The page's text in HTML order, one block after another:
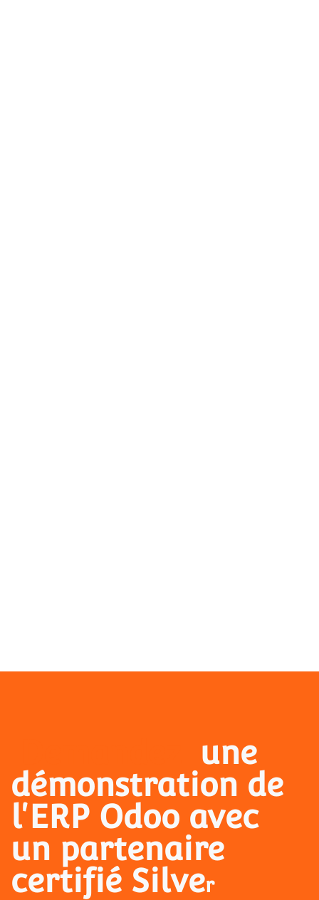
une
démonstration de
l'ERP Odoo avec
un partenaire
certifié Silver